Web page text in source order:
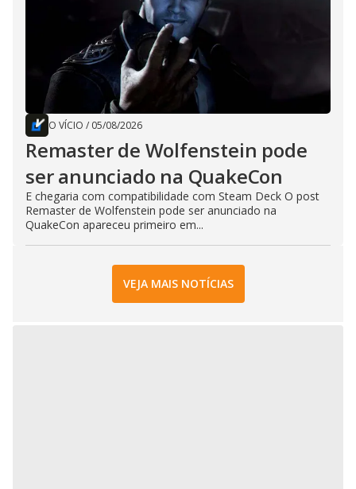
O VÍCIO / 05/08/2026
Remaster de Wolfenstein pode
ser anunciado na QuakeCon
E chegaria com compatibilidade com Steam Deck O post
Remaster de Wolfenstein pode ser anunciado na
QuakeCon apareceu primeiro em...
VEJA MAIS NOTÍCIAS